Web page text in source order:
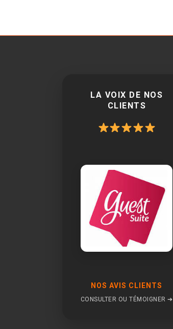
LA VOIX DE NOS
CLIENTS
NOS AVIS CLIENTS
CONSULTER OU TÉMOIGNER ➔